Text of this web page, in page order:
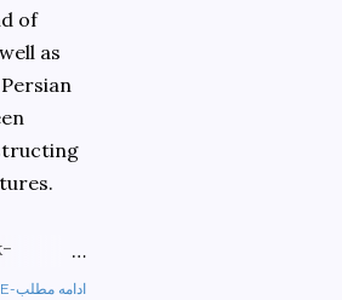
of
as
READ MORE-ادامه مطلب